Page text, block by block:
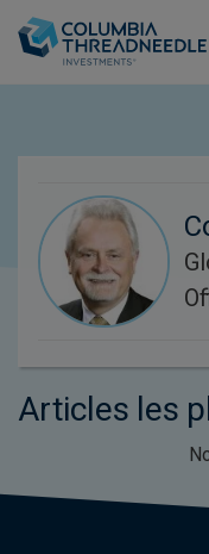
Articles les